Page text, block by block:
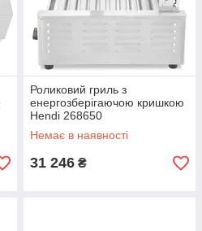
Роликовий гриль з
енергозберігаючою кришкою
Hendi 268650
Немає в наявності
31 246 ₴